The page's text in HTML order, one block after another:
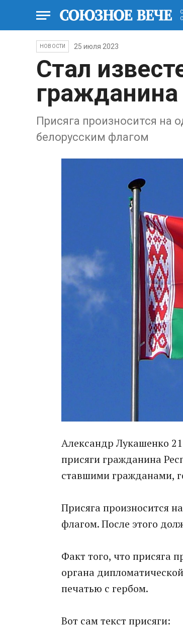
НОВОСТИ 25 июля 2023
Стал
гражданина
Присяга произносится на
белорусским флагом
Александр Лукашенко
присяги гражданина
ставшими гражданами,
Присяга произносится
флагом. После этого
Факт того, что присяга
органа
печатью с гербом.
Вот сам текст присяги: